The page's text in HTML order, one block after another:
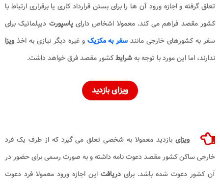
تعلق گرفته و اجازه ورود آن ها را برای بستن قرارداد کاری یا برقراری ارتباط با
کشور مقصد فراهم می کند. معمولا اشخاص دارایپاسپورت دیپلماتیک برای
سفر به کشورهای خارجی مانند سفر به مکزیک و غیره دیگر نیازی به اخذ ویزا
ندارند، اما این مورد با توجه بهشرایطکشور مقصد فرق خواهد داشت.
ویزای بازدید
ویزای بازدید معمولا به شخصی تعلق می گیرد که از طرف یک فرد
خارجی ساکن کشور مقصد دعوت نامه داشته و به صورت رسمی برای حضور در
آن کشور دعوت شده باشد. برای دریافت این اجازه ورود معمولا فرد دعوت